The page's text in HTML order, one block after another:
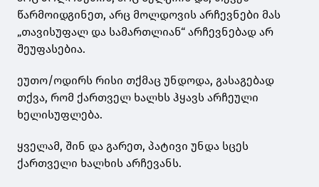
წარმოიდგინეთ, არც მოლდოვის არჩევნები მას
„თავისუფალ და სამართლიან“ არჩევნებად არ
შეუფასებია.
ეუთო/ოდირს რისი თქმაც უნდოდა, გასაგებად
თქვა, რომ ქართველ ხალხს ჰყავს არჩეული
ხელისუფლება.
ყველამ, შინ და გარეთ, პატივი უნდა სცეს
ქართველი ხალხის არჩევანს.